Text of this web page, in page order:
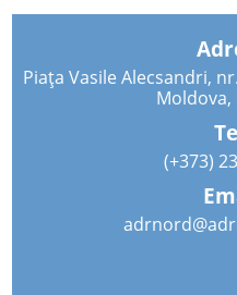
Piața Vasile Alecsandri,
Moldova,
(+373)